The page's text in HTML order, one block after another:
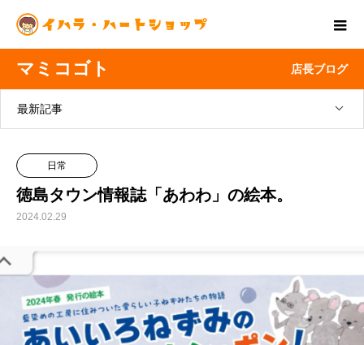
マミコゴト 店長ブログ
最新記事
日常
徳島タウン情報誌「あわわ」の絵本。
2024.02.29